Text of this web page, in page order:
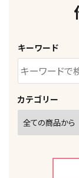
キーワード
カテゴリー